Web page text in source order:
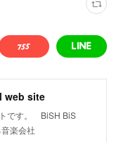
web site
です。 BiSH BiS
楽会社